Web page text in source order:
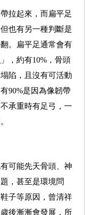
拉起來，而扁平足
也有另一種判斷是
。扁平足通常會有
」，約有10%，骨頭
陷，且沒有可活動
有90%是因為像韌帶
承重時有足弓，一
可能先天骨頭、神
，甚至是環境問
子等原因，曾清祥
後漸漸會發展，所